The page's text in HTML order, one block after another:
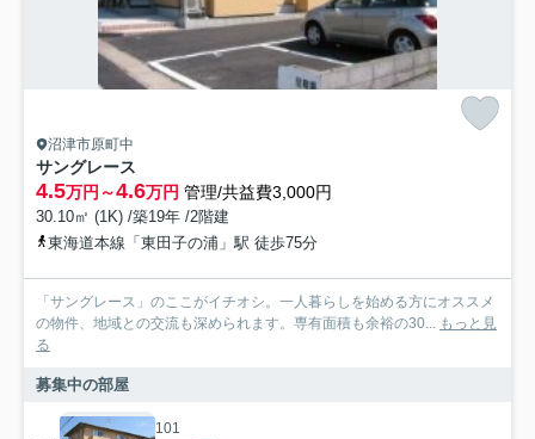
沼津市原町中
サングレース
4.5万円～4.6万円 管理/共益費3,000円
30.10㎡ (1K) /築19年 /2階建
東海道本線「東田子の浦」駅 徒歩75分
「サングレース」のここがイチオシ。一人暮らしを始める方にオススメ
の物件、地域との交流も深められます。専有面積も余裕の30...
もっと見
る
募集中の部屋
101